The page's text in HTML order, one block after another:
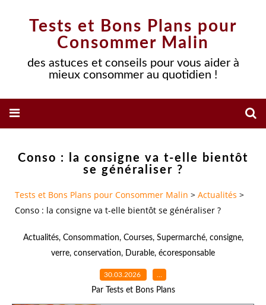
Tests et Bons Plans pour
Consommer Malin
des astuces et conseils pour vous aider à
mieux consommer au quotidien !
Conso : la consigne va t-elle bientôt
se généraliser ?
Tests et Bons Plans pour Consommer Malin > Actualités >
Conso : la consigne va t-elle bientôt se généraliser ?
Actualités, Consommation, Courses, Supermarché, consigne,
verre, conservation, Durable, écoresponsable
30.03.2026 …
Par Tests et Bons Plans